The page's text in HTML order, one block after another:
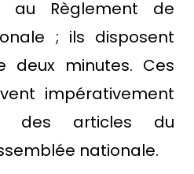
au Règlement de
; ils disposent
deux minutes. Ces
impérativement
des articles du
nationale.